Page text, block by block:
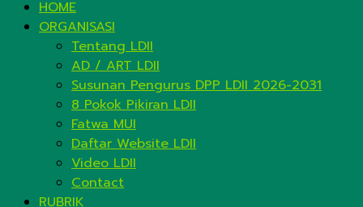
HOME
ORGANISASI
Tentang LDII
AD / ART LDII
Susunan Pengurus DPP LDII 2026-2031
8 Pokok Pikiran LDII
Fatwa MUI
Daftar Website LDII
Video LDII
Contact
RUBRIK